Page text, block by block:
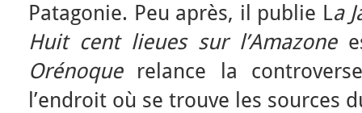
Patagonie. Peu après, il publie La
Huit cent lieues sur l’Amazone
Orénoquerelance la
l’endroit où se trouve les sources